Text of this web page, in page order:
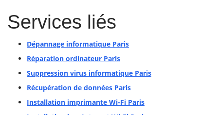
Services liés
Dépannage informatique Paris
Réparation ordinateur Paris
Suppression virus informatique Paris
Récupération de données Paris
Installation imprimante Wi-Fi Paris